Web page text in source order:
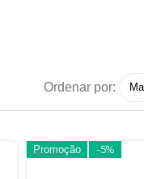
Ordenar por:
Promoção -5%